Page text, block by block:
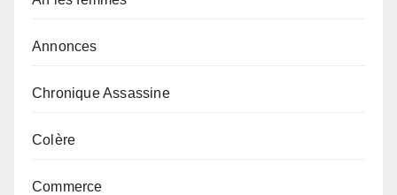
Annonces
Chronique Assassine
Colère
Commerce